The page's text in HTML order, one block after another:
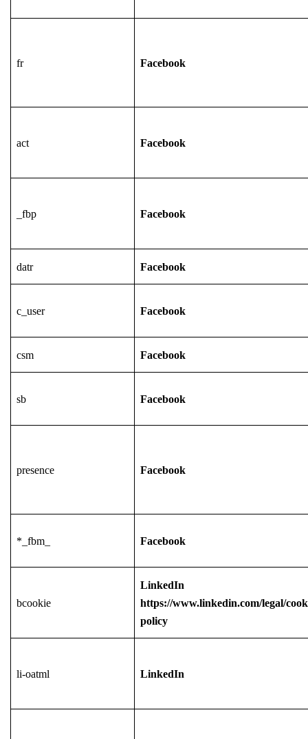
fr Facebook
act Facebook
_fbp Facebook
datr Facebook
c_user Facebook
csm Facebook
sb Facebook
presence Facebook
*_fbm_ Facebook
bcookie
LinkedIn
https://www.linkedin.com/legal/
policy
li-oatml LinkedIn